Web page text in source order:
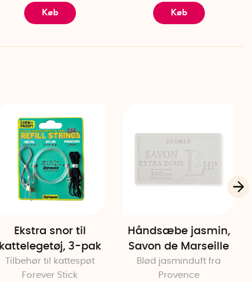
Køb
Køb
Ekstra snor til
kattelegetøj, 3-pak
Tilbehør til kattespøt
Forever Stick
Håndsæbe jasmin,
Savon de Marseille
Blød jasminduft fra
Provence